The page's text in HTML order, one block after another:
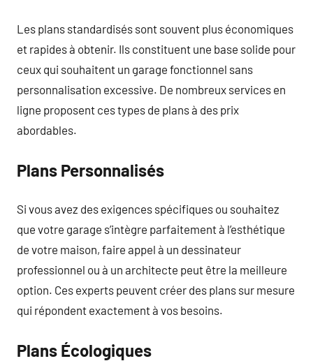
Les plans standardisés sont souvent plus économiques
et rapides à obtenir. Ils constituent une base solide pour
ceux qui souhaitent un garage fonctionnel sans
personnalisation excessive. De nombreux services en
ligne proposent ces types de plans à des prix
abordables.
Plans Personnalisés
Si vous avez des exigences spécifiques ou souhaitez
que votre garage s’intègre parfaitement à l’esthétique
de votre maison, faire appel à un dessinateur
professionnel ou à un architecte peut être la meilleure
option. Ces experts peuvent créer des plans sur mesure
qui répondent exactement à vos besoins.
Plans Écologiques